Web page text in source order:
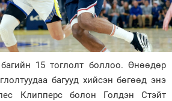
15 тоглолт боллоо. Өнөөдөр
багууд хийсэн бөгөөд энэ
Клипперс болон Голдэн Стэйт